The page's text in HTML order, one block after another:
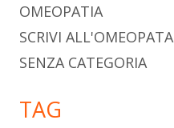
OMEOPATIA
SCRIVI ALL'OMEOPATA
SENZA CATEGORIA
TAG